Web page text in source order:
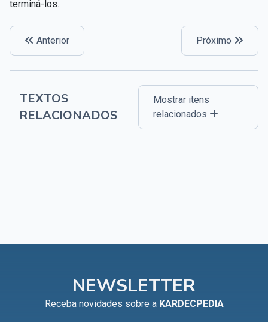
terminá-los.
Anterior Próximo
TEXTOS
RELACIONADOS
Mostrar itens
relacionados
NEWSLETTER
Receba novidades sobre a KARDECPEDIA